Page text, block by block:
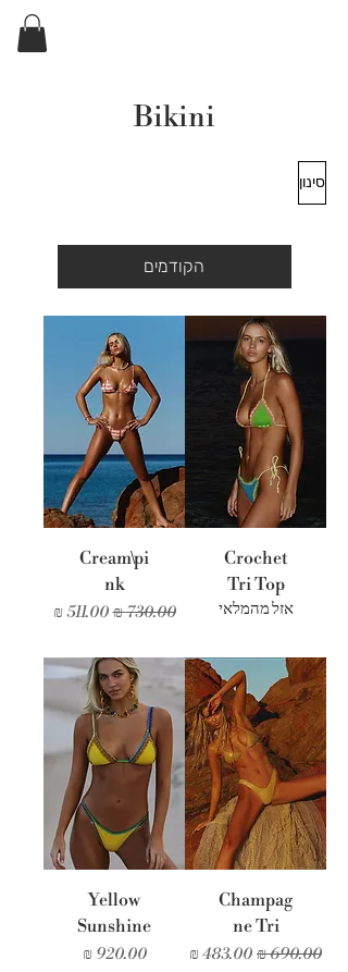
Bikini
סינון
הקודמים
Crochet
Tri Top
אזל מהמלאי
Cream\pi
nk
מחיר רגיל‏730.00 ‏₪ מחיר מבצע‏511.00 ‏₪
Champag
ne Tri
מחיר רגיל מחיר מבצע
Yellow
Sunshine
מחיר‏920.00 ‏₪